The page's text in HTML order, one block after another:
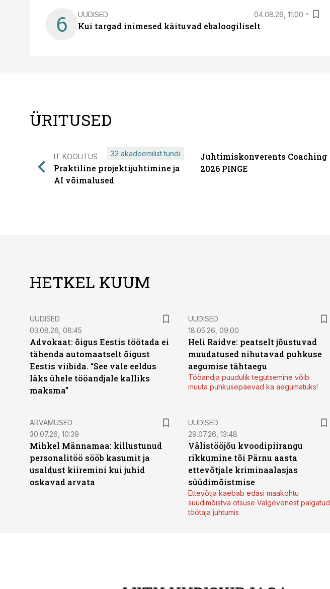
6 UUDISED 04.08.26, 11:00
Kui targad inimesed käituvad ebaloogiliselt
ÜRITUSED
IT KOOLITUS
Praktiline projektijuhtimine ja
AI võimalused
32 akadeemilist tundi
Juhtimiskonverents Coaching
2026 PINGE
HETKEL KUUM
UUDISED
03.08.26, 08:45
Advokaat: õigus Eestis töötada ei
tähenda automaatselt õigust
Eestis viibida. “See vale eeldus
läks ühele tööandjale kalliks
maksma”
UUDISED
18.05.26, 09:00
Heli Raidve: peatselt jõustuvad
muudatused nihutavad puhkuse
aegumise tähtaegu
Tööandja puudulik tegutsemine võib
muuta puhkusepäevad ka aegumatuks!
ARVAMUSED
30.07.26, 10:39
Mihkel Männamaa: killustunud
personalitöö sööb kasumit ja
usaldust kiiremini kui juhid
oskavad arvata
UUDISED
29.07.26, 13:48
Välistööjõu kvoodipiirangu
rikkumine tõi Pärnu aasta
ettevõtjale kriminaalasjas
süüdimõistmise
Ettevõtja kaebab edasi maakohtu
süüdimõistva otsuse Valgevenest palgatud
töötaja juhtumis